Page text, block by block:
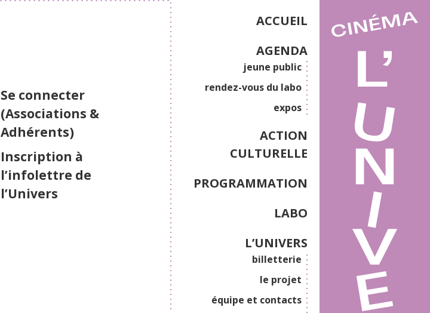
ACCUEIL
AGENDA
jeune public
rendez-vous du labo
expos
ACTION
CULTURELLE
PROGRAMMATION
LABO
L’UNIVERS
billetterie
le projet
équipe et contacts
Se connecter
(Associations &
Adhérents)
Inscription à
l’infolettre de
l’Univers